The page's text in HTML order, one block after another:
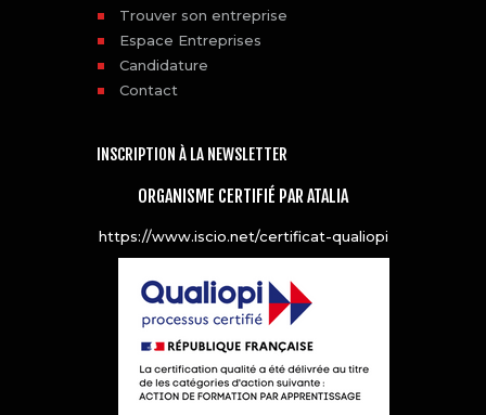
Trouver son entreprise
Espace Entreprises
Candidature
Contact
INSCRIPTION À LA NEWSLETTER
ORGANISME CERTIFIÉ PAR ATALIA
https://www.iscio.net/certificat-qualiopi